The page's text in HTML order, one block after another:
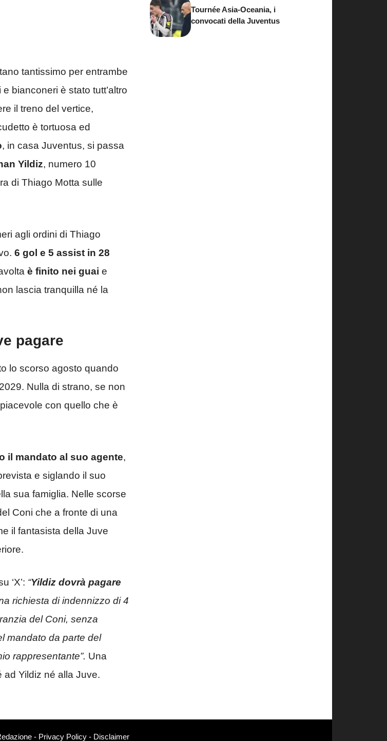
tantissimo per entrambe
bianconeri è stato tutt’altro
il treno del vertice,
è tortuosa ed
, in casa Juventus, si passa
Yildiz, numero 10
di Thiago Motta sulle
agli ordini di Thiago
6 gol e 5 assist in 28
è finito nei guai e
lascia tranquilla né la
pagare
lo scorso agosto quando
Nulla di strano, se non
con quello che è
il mandato al suo agente,
e siglando il suo
sua famiglia. Nelle scorse
Coni che a fronte di una
il fantasista della Juve
‘X’: “Yildiz dovrà pagare
richiesta di indennizzo di 4
del Coni, senza
mandato da parte del
rappresentante”. Una
Yildiz né alla Juve.
Tournée Asia-Oceania, i
convocati della Juventus
- Privacy Policy- Disclaimer